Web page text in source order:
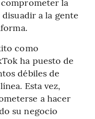
a la gente
como
ha puesto de
débiles de
Esta vez,
a hacer
su negocio